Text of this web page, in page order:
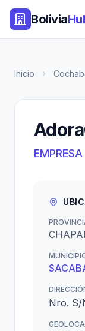
Bolivia
Inicio
Nro. S/